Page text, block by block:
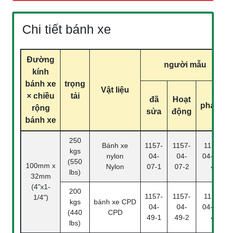
Chi tiết bánh xe
Đường
kính
bánh xe
× chiều
rộng
bánh xe
trọng
tải
Vật liệu
người mẫu
đã
sửa
Hoạt
động
phanh
100mm x
32mm
(4"x1-
1/4")
250
kgs
(550
lbs)
Bánh xe
nylon
Nylon
1157-
04-
07-1
1157-
04-
07-2
1157-
04-07-
4
200
kgs
(440
lbs)
bánh xe CPD
CPD
1157-
04-
49-1
1157-
04-
49-2
1157-
04-49-
4